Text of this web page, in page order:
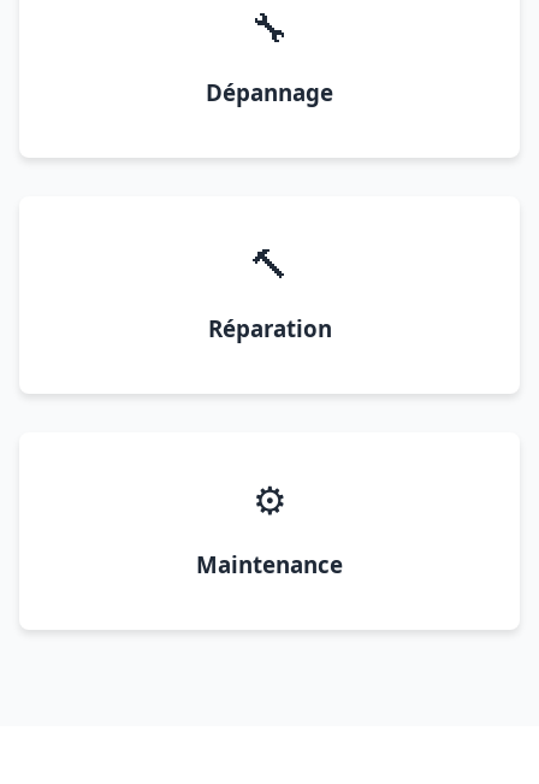
🔧
Dépannage
🔨
Réparation
⚙️
Maintenance